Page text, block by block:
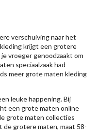
verschuiving naar het
krijgt een grotere
vroeger genoodzaakt om
speciaalzaak had
meer grote maten kleding
leuke happening. Bij
een grote maten online
grote maten collecties
grotere maten, maat 58-